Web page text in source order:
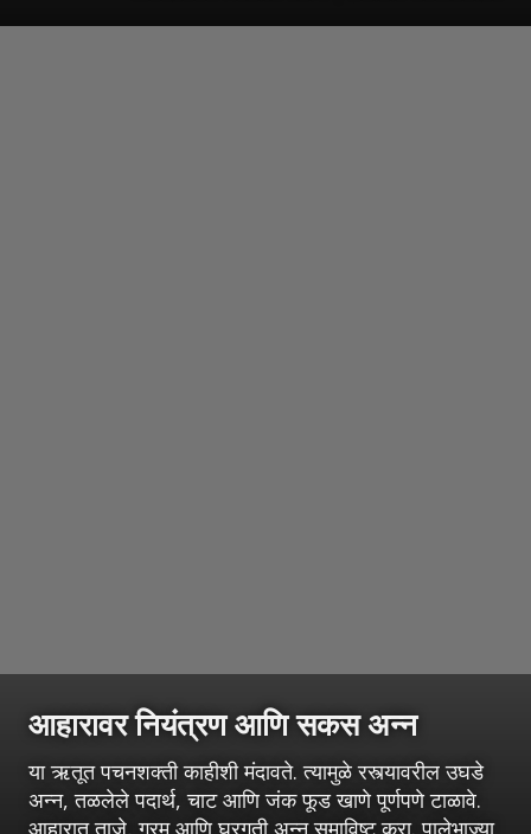
आहारावर नियंत्रण आणि सकस अन्न
या ऋतूत पचनशक्ती काहीशी मंदावते. त्यामुळे रस्त्यावरील उघडे
अन्न, तळलेले पदार्थ, चाट आणि जंक फूड खाणे पूर्णपणे टाळावे.